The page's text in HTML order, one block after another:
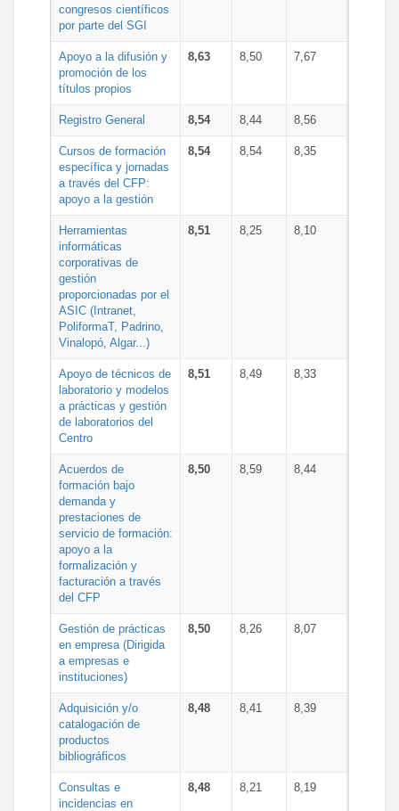
congresos científicos
por parte del SGI
Apoyo a la difusión y
promoción de los
títulos propios
8,63 8,50 7,67
Registro General 8,54 8,44 8,56
Cursos de formación
específica y jornadas
a través del CFP:
apoyo a la gestión
8,54 8,54 8,35
Herramientas
informáticas
corporativas de
gestión
proporcionadas por el
ASIC (Intranet,
PoliformaT, Padrino,
Vinalopó, Algar...)
8,51 8,25 8,10
Apoyo de técnicos de
laboratorio y modelos
a prácticas y gestión
de laboratorios del
Centro
8,51 8,49 8,33
Acuerdos de
formación bajo
demanda y
prestaciones de
servicio de formación:
apoyo a la
formalización y
facturación a través
del CFP
8,50 8,59 8,44
Gestión de prácticas
en empresa (Dirigida
a empresas e
instituciones)
8,50 8,26 8,07
Adquisición y/o
catalogación de
productos
bibliográficos
8,48 8,41 8,39
Consultas e
incidencias en
8,48 8,21 8,19